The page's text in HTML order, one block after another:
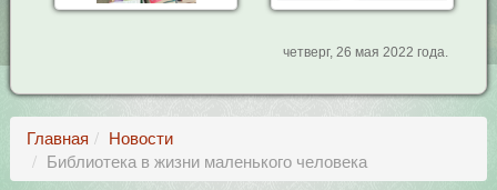
четверг, 26 мая 2022 года.
Главная
Новости
Библиотека в жизни маленького человека